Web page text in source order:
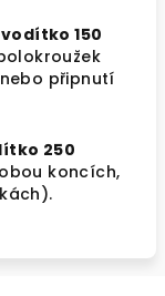
150
připnutí
250
koncích,